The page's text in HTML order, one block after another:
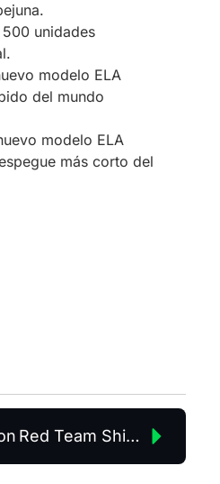
unidades
modelo ELA
del mundo
modelo ELA
más corto del
Red Team Shield